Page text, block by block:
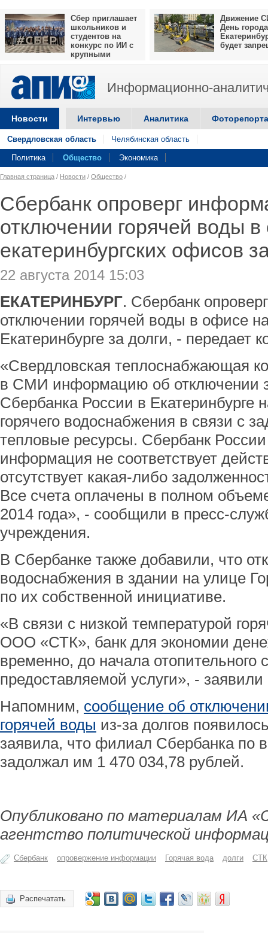
Сбер приглашает
школьников и
студентов на
конкурс по ИИ с
крупными
Движение
День города
будет
Информационно-
Новости Интервью Аналитика
Свердловская область Челябинская область
Политика Общество Экономика
Главная страница / Новости / Общество /
Сбербанк опроверг
отключении горячей воды
екатеринбургских офисов
22 августа 2014 15:03
ЕКАТЕРИНБУРГ. Сбербанк
отключении горячей воды в офисе
Екатеринбурге за долги, - передает
«Свердловская теплоснабжающая
в СМИ информацию об отключении
Сбербанка России в Екатеринбурге
горячего водоснабжения в связи с
тепловые ресурсы. Сбербанк России
информация не соответствует
отсутствует какая-либо
Все счета оплачены в полном
2014 года», - сообщили в пресс-
учреждения.
В Сбербанке также добавили, что
водоснабжения в здании на улице
по их собственной инициативе.
«В связи с низкой температурой
ООО «СТК», банк для экономии
временно, до начала отопительного
предоставляемой услуги», - заявили
Напомним, сообщение об
горячей воды из-за долгов
заявила, что филиал Сбербанка по
задолжал им 1 470 034,78 рублей.
Опубликовано по материалам ИА
агентство политической
Сбербанк опровержение информации Горячая вода долги СТК
Распечатать